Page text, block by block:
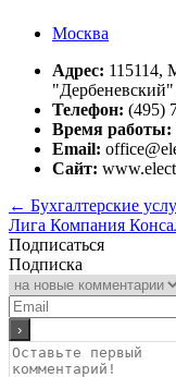
Москва
Адрес: 115114,
"Дербеневский"
Телефон: (495)
Время работы:
Email:
Сайт:
← Бухгалтерские
Лига Компания
Подписаться
Подписка